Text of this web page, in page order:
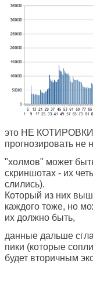
это НЕ КОТИРОВКИ
прогнозировать не
"холмов" может
скриншотах - их
слились).
Который из них
каждого тоже, но
их должно быть,
данные дальше
пики (которые
будет вторичным